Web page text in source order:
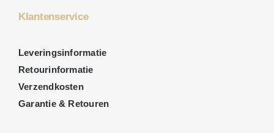
Klantenservice
Leveringsinformatie
Retourinformatie
Verzendkosten
Garantie & Retouren